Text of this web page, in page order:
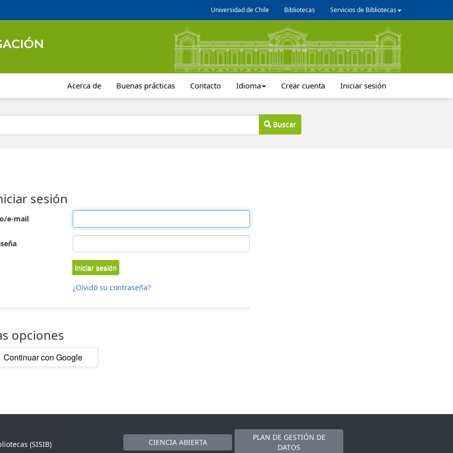
Universidad de Chile Bibliotecas Servicios de Bibliotecas
Acerca de Buenas prácticas Contacto Idioma Crear cuenta Iniciar sesión
Buscar
sesión
e-mail
Iniciar sesión
¿Olvidó su contraseña?
opciones
Continuar con Google
(SISIB)
CIENCIA ABIERTA
PLAN DE GESTIÓN DE
DATOS